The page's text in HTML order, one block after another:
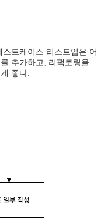
트케이스 리스트업은 어
추가하고, 리팩토링을
좋다.